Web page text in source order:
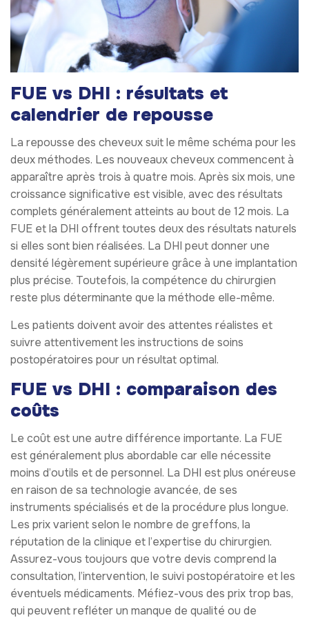
FUE vs DHI : résultats et
calendrier de repousse
La repousse des cheveux suit le même schéma pour les
deux méthodes. Les nouveaux cheveux commencent à
apparaître après trois à quatre mois. Après six mois, une
croissance significative est visible, avec des résultats
complets généralement atteints au bout de 12 mois. La
FUE et la DHI offrent toutes deux des résultats naturels
si elles sont bien réalisées. La DHI peut donner une
densité légèrement supérieure grâce à une implantation
plus précise. Toutefois, la compétence du chirurgien
reste plus déterminante que la méthode elle-même.
Les patients doivent avoir des attentes réalistes et
suivre attentivement les instructions de soins
postopératoires pour un résultat optimal.
FUE vs DHI : comparaison des
coûts
Le coût est une autre différence importante. La FUE
est généralement plus abordable car elle nécessite
moins d’outils et de personnel. La DHI est plus onéreuse
en raison de sa technologie avancée, de ses
instruments spécialisés et de la procédure plus longue.
Les prix varient selon le nombre de greffons, la
réputation de la clinique et l’expertise du chirurgien.
Assurez-vous toujours que votre devis comprend la
consultation, l’intervention, le suivi postopératoire et les
éventuels médicaments. Méfiez-vous des prix trop bas,
qui peuvent refléter un manque de qualité ou de